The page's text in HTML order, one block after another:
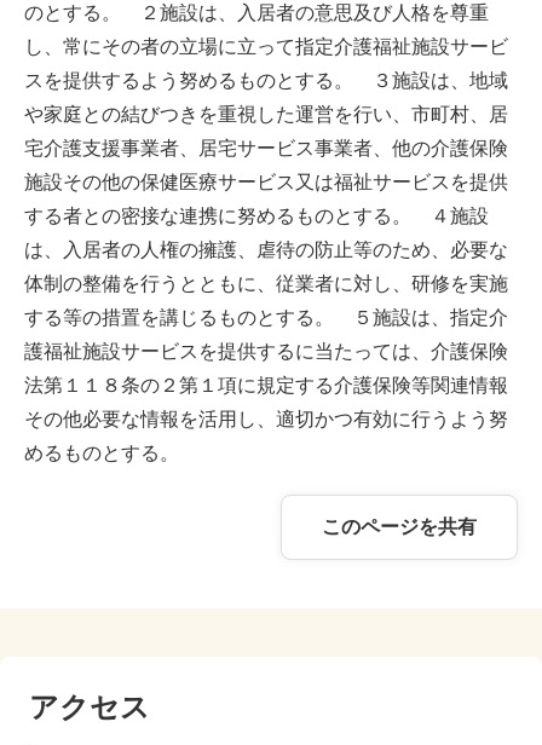
のとする。 ２施設は、入居者の意思及び人格を尊重
し、常にその者の立場に立って指定介護福祉施設サービ
スを提供するよう努めるものとする。 ３施設は、地域
や家庭との結びつきを重視した運営を行い、市町村、居
宅介護支援事業者、居宅サービス事業者、他の介護保険
施設その他の保健医療サービス又は福祉サービスを提供
する者との密接な連携に努めるものとする。 ４施設
は、入居者の人権の擁護、虐待の防止等のため、必要な
体制の整備を行うとともに、従業者に対し、研修を実施
する等の措置を講じるものとする。 ５施設は、指定介
護福祉施設サービスを提供するに当たっては、介護保険
法第１１８条の２第１項に規定する介護保険等関連情報
その他必要な情報を活用し、適切かつ有効に行うよう努
めるものとする。
このページを共有
アクセス